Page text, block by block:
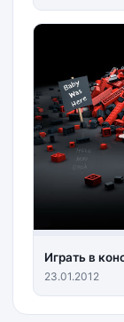
Играть в
23.01.2012